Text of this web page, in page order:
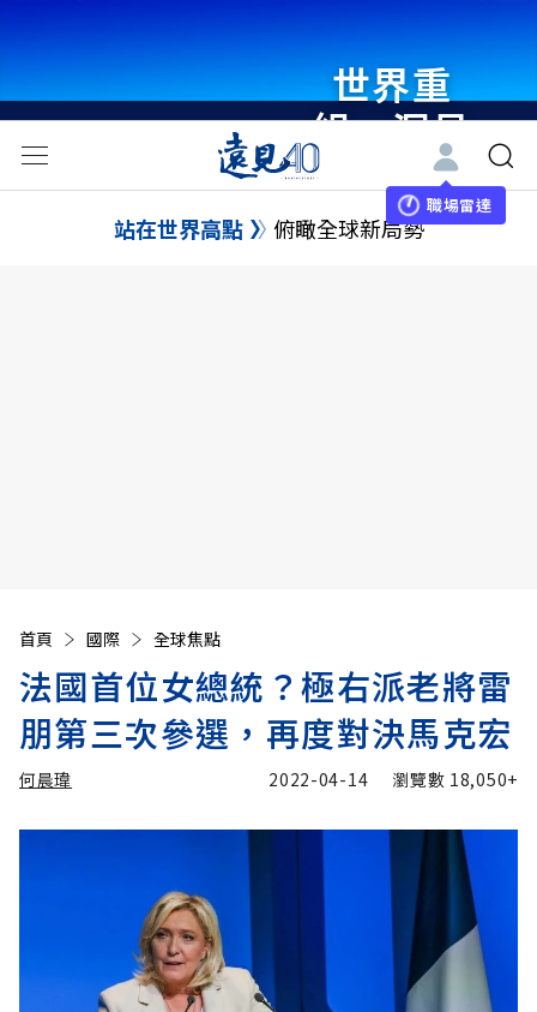
世界重
組・洞見
未來 與
世界領袖
職場雷達
站在世界高點 俯瞰全球新局勢
首頁 國際 全球焦點
法國首位女總統？極右派老將雷
朋第三次參選，再度對決馬克宏
何晨瑋 2022-04-14 瀏覽數 18,050+